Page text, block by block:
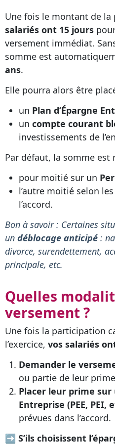
Une fois le montant de
salariés ont 15 jours
versement immédiat.
somme est
ans.
Elle pourra alors être
un Plan d’Épargne
un compte courant
investissements de
Par défaut, la somme est
pour moitié sur un
l’autre moitié selon
l’accord.
Bon à savoir : Certaines
un déblocage anticipé :
divorce, surendettement,
principale, etc.
Quelles
versement ?
Une fois la participation
l’exercice, vos salariés
Demander le
ou partie de leur
Placer leur prime sur
Entreprise (PEE, PEI,
prévues dans l’accord.
➡ S’ils choisissent